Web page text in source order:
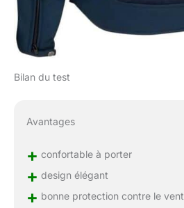
Bilan du test
Avantages
+ confortable à porter
+ design élégant
+ bonne protection contre le vent